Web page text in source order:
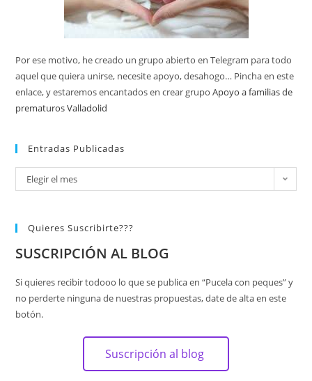
Por ese motivo, he creado un grupo abierto en Telegram para todo
aquel que quiera unirse, necesite apoyo, desahogo… Pincha en este
enlace, y estaremos encantados en crear grupoApoyo a familias de
prematuros Valladolid
Entradas Publicadas
Elegir el mes
Quieres Suscribirte???
SUSCRIPCIÓN AL BLOG
Si quieres recibir todooo lo que se publica en “Pucela con peques” y
no perderte ninguna de nuestras propuestas, date de alta en este
botón.
Suscripción al blog